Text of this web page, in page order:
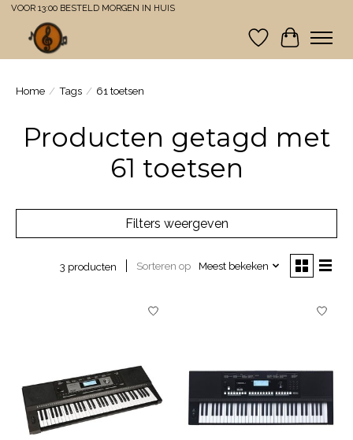
VOOR 13:00 BESTELD MORGEN IN HUIS
Verlanglijst
Home / Tags / 61 toetsen
Producten getagd met
61 toetsen
Filters weergeven
3 producten Sorteren op Meest bekeken